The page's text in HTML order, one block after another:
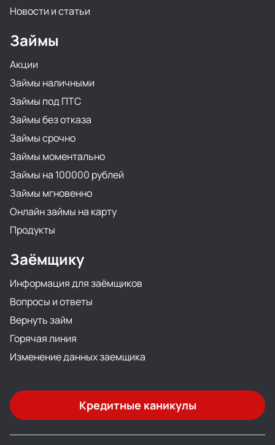
Новости и статьи
Займы
Акции
Займы наличными
Займы под ПТС
Займы без отказа
Займы срочно
Займы моментально
Займы на 100000 рублей
Займы мгновенно
Онлайн займы на карту
Продукты
Заёмщику
Информация для заёмщиков
Вопросы и ответы
Вернуть займ
Горячая линия
Изменение данных заемщика
Кредитные каникулы